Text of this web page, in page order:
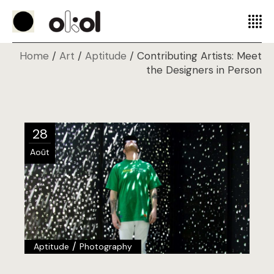
Home Art Aptitude
Contributing Artists: Meet
the Designers in Person
28
Août
Aptitude /Photography